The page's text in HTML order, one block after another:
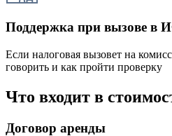
Поддержка при вызове в
Если налоговая вызовет на
говорить и как пройти проверку
Что входит в
Договор аренды